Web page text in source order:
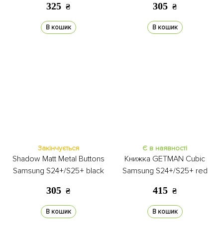
325 ₴
В кошик
305 ₴
В кошик
Закінчується
Shadow Matt Metal Buttons
Samsung S24+/S25+ black
305 ₴
В кошик
Є в наявності
Книжка GETMAN Cubic
Samsung S24+/S25+ red
415 ₴
В кошик